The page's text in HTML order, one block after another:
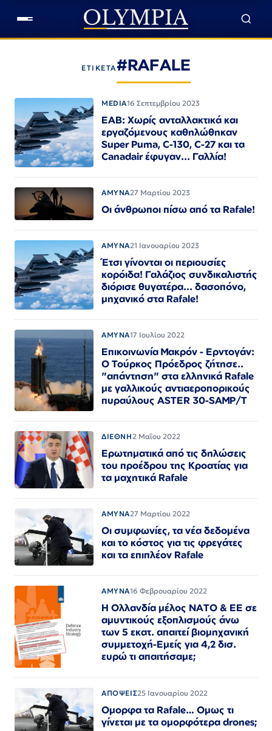
ΕΤΙΚΕΤΑ#RAFALE
MEDIA16 Σεπτεμβρίου 2023
ΕΑΒ: Χωρίς ανταλλακτικά και
εργαζόμενους καθηλώθηκαν
Super Puma, C-130, C-27 και τα
Canadair έφυγαν... Γαλλία!
ΑΜΥΝΑ27 Μαρτίου 2023
Οι άνθρωποι πίσω από τα Rafale!
ΑΜΥΝΑ21 Ιανουαρίου 2023
Έτσι γίνονται οι περιουσίες
κορόιδα! Γαλάζιος συνδικαλιστής
διόρισε θυγατέρα... δασοπόνο,
μηχανικό στα Rafale!
ΑΜΥΝΑ17 Ιουλίου 2022
Επικοινωνία Μακρόν - Ερντογάν:
Ο Τούρκος Πρόεδρος ζήτησε..
"απάντηση" στα ελληνικά Rafale
με γαλλικούς αντιαεροπορικούς
πυραύλους ASTER 30-SAMP/T
ΔΙΕΘΝΗ2 Μαΐου 2022
Ερωτηματικά από τις δηλώσεις
του προέδρου της Κροατίας για
τα μαχητικά Rafale
ΑΜΥΝΑ27 Μαρτίου 2022
Οι συμφωνίες, τα νέα δεδομένα
και το κόστος για τις φρεγάτες
και τα επιπλέον Rafale
ΑΜΥΝΑ16 Φεβρουαρίου 2022
Η Ολλανδία μέλος ΝΑΤΟ & ΕΕ σε
αμυντικούς εξοπλισμούς άνω
των 5 εκατ. απαιτεί βιομηχανική
συμμετοχή-Εμείς για 4,2 δισ.
ευρώ τι απαιτήσαμε;
ΑΠΟΨΕΙΣ25 Ιανουαρίου 2022
Ομορφα τα Rafale… Ομως τι
γίνεται με τα ομορφότερα drones;